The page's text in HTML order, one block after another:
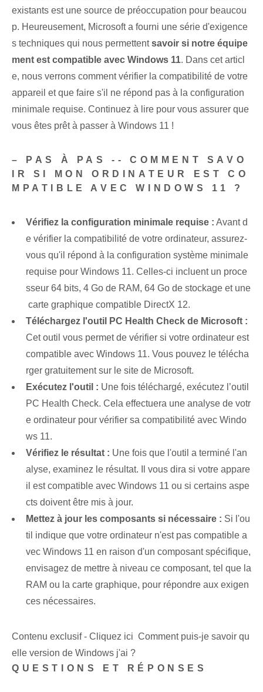
existants est une source de préoccupation pour beaucou
p. Heureusement, Microsoft a fourni une série d'exigence
s techniques ‌qui nous permettentsavoir si notre équipe
ment est compatible avec Windows 11. Dans cet articl
e, nous verrons comment vérifier la compatibilité de votre
appareil et que faire s'il ne répond pas à la configuration
minimale requise. Continuez à lire pour vous assurer que
vous êtes prêt à passer à Windows 11 !
– PAS À PAS -- COMMENT SAVO
IR SI MON ORDINATEUR EST CO
MPATIBLE AVEC WINDOWS 11 ?
Vérifiez la configuration minimale requise : Avant d
e vérifier la compatibilité de votre ordinateur, assurez-
vous qu'il répond à la configuration système minimale
requise pour Windows 11. Celles-ci incluent un proce
sseur 64 bits, 4 Go de RAM, 64 Go de stockage et une
⁢ carte graphique compatible DirectX 12.
Téléchargez l'outil PC Health Check de Microsoft :
Cet outil vous permet de vérifier si votre ordinateur est
compatible avec Windows 11. Vous pouvez le télécha
rger gratuitement sur le site de Microsoft.
Exécutez l'outil : Une fois téléchargé, exécutez l’outil
PC Health Check. Cela effectuera une analyse de votr
e ordinateur pour vérifier sa compatibilité avec Windo
ws 11.
Vérifiez le résultat : ‌Une fois⁢ que l'outil a terminé l'an
alyse⁤, examinez le résultat. Il vous dira si votre appare
il est compatible avec Windows 11 ou si certains aspe
cts doivent être mis à jour.
Mettez à jour les composants si nécessaire : Si l'ou
til indique que votre ordinateur n'est pas compatible a
vec Windows 11 en raison d'un composant spécifique,
envisagez de mettre à niveau ce composant, tel que la
RAM ou la carte graphique, pour répondre aux exigen
ces nécessaires.
Contenu exclusif - Cliquez ici Comment puis-je savoir qu
elle version de Windows j'ai ?
QUESTIONS ET RÉPONSES